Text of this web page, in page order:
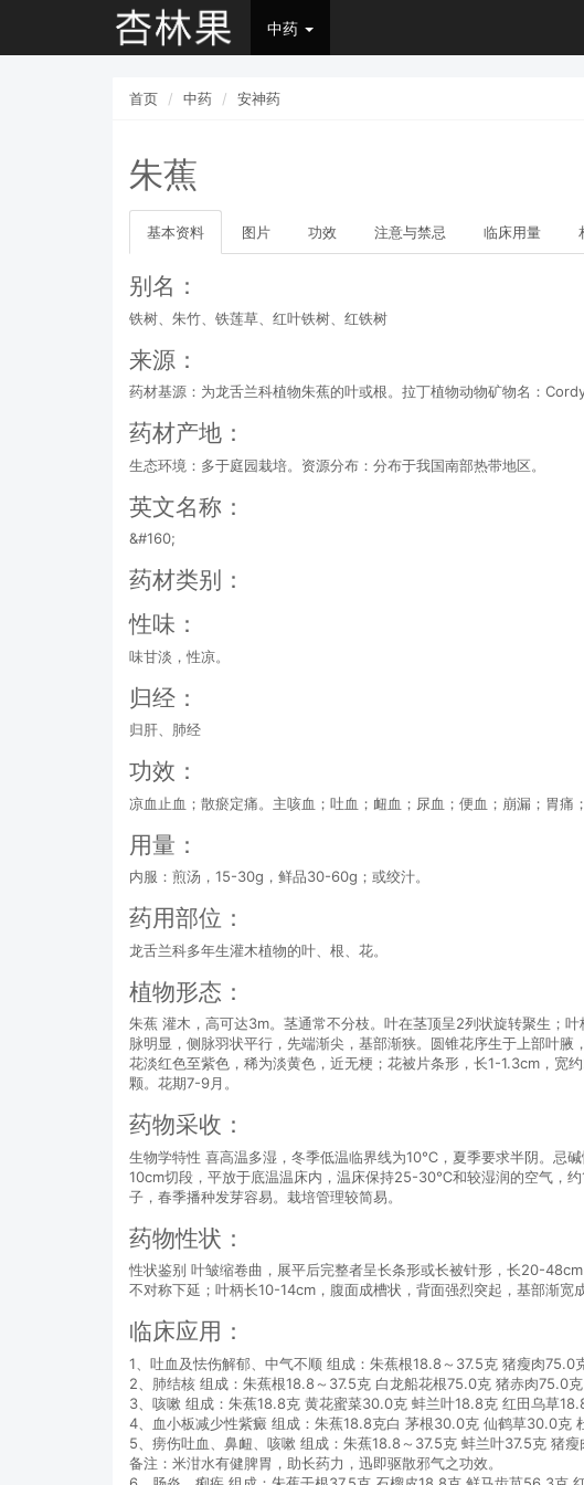
中药
首页 中药 安神药
朱蕉
基本资料 图片 功效 注意与禁忌 临床用量
别名：
铁树、朱竹、铁莲草、红叶铁树、红铁树
来源：
药材基源：为龙舌兰科植物朱蕉的叶或根。拉丁植物动物矿物名：
药材产地：
生态环境：多于庭园栽培。资源分布：分布于我国南部热带地区。
英文名称：
&#160;
药材类别：
性味：
味甘淡，性凉。
归经：
归肝、肺经
功效：
凉血止血；散瘀定痛。主咳血；吐血；衄血；尿血；便血；崩漏；胃痛
用量：
内服：煎汤，15-30g，鲜品30-60g；或绞汁。
药用部位：
龙舌兰科多年生灌木植物的叶、根、花。
植物形态：
朱蕉 灌木，高可达3m。茎通常不分枝。叶在茎顶呈2列状旋转聚生；
脉明显，侧脉羽状平行，先端渐尖，基部渐狭。圆锥花序生于上部叶
花淡红色至紫色，稀为淡黄色，近无梗；花被片条形，长1-1.3cm，宽
颗。花期7-9月。
药物采收：
生物学特性 喜高温多湿，冬季低温临界线为10℃，夏季要求半阴。忌
10cm切段，平放于底温温床内，温床保持25-30℃和较湿润的空气，
子，春季播种发芽容易。栽培管理较简易。
药物性状：
性状鉴别 叶皱缩卷曲，展平后完整者呈长条形或长被针形，长20-
不对称下延；叶柄长10-14cm，腹面成槽状，背面强烈突起，基部渐宽
临床应用：
1、吐血及怯伤解郁、中气不顺 组成：朱蕉根18.8～37.5克 猪瘦肉75.0
2、肺结核 组成：朱蕉根18.8～37.5克 白龙船花根75.0克 猪赤肉75.0
3、咳嗽 组成：朱蕉18.8克 黄花蜜菜30.0克 蚌兰叶18.8克 红田乌草
4、血小板减少性紫癜 组成：朱蕉18.8克白 茅根30.0克 仙鹤草30.0克
5、痨伤吐血、鼻衄、咳嗽 组成：朱蕉18.8～37.5克 蚌兰叶37.5克 猪
备注：米泔水有健脾胃，助长药力，迅即驱散邪气之功效。